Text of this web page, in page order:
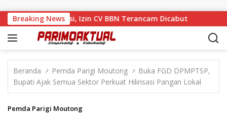
Breaking News
Sanksi, Izin CV BBN Terancam Dicabut
Beranda Pemda Parigi Moutong
Buka FGD DPMPTSP,
Bupati Ajak Semua Sektor Perkuat Hilirisasi Pangan Lokal
Pemda Parigi Moutong